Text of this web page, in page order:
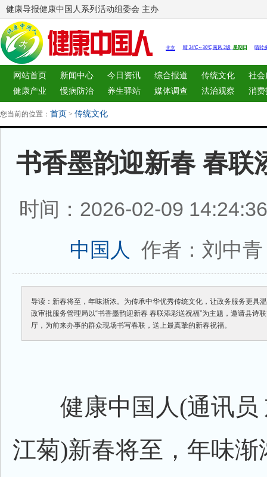
健康导报健康中国人系列活动组委会 主办
网站首页 新闻中心 今日资讯 综合报道 传统文化
社会
健康产业
慢病防治 养生驿站 媒体调查 法治观察
消费
您当前的位置： 首页 > 传统文化
书香墨韵迎新春 春联
时间：2026-02-09
中国人 作者：刘中
导读：新春将至，年味渐浓。为传承中华优秀传统文化，让政务服务更具
政审批服务管理局以“书香墨韵迎新春 春联添彩送祝福”为主题，邀请县诗
厅，为前来办事的群众现场书写春联，送上最真挚的新春祝福。
健康中国人(通讯员
江菊)新春将至，年味渐